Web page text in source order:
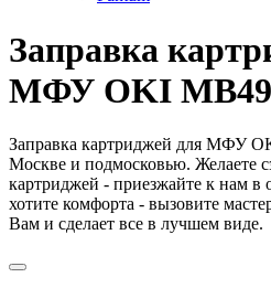
Заправка
МФУ OKI
Заправка картриджей для МФУ
Москве и подмосковью. Желаете
картриджей - приезжайте к нам
хотите комфорта - вызовите
Вам и сделает все в лучшем виде.